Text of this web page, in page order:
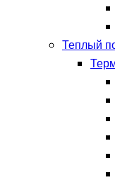
Теплый